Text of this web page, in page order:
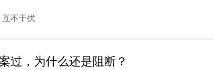
互不干扰
过，为什么还是阻断？